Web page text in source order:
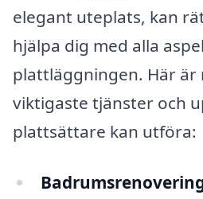
elegant uteplats, kan
hjälpa dig med alla
plattläggningen. Här är
viktigaste tjänster och
plattsättare kan utföra: